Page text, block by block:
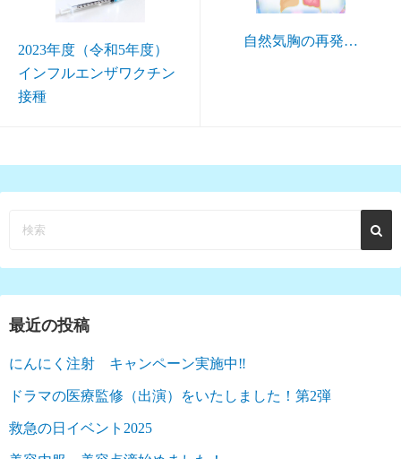
2023年度（令和5年度）
インフルエンザワクチン
接種
自然気胸の再発…
最近の投稿
にんにく注射 キャンペーン実施中‼︎
ドラマの医療監修（出演）をいたしました！第2弾
救急の日イベント2025